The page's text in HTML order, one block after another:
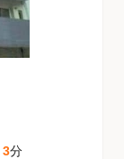
3分